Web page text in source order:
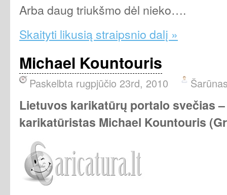
Arba daug triukšmo dėl nieko….
Skaityti likusią straipsnio dalį »
Michael Kountouris
Paskelbta rugpjūčio 23rd, 2010
Lietuvos karikatūrų portalo svečias
karikatūristas Michael Kountouris